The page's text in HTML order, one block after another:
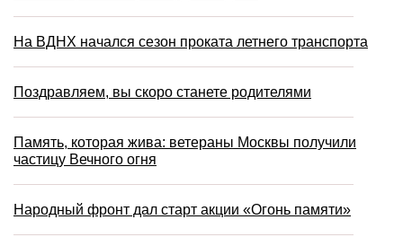
На ВДНХ начался сезон проката летнего транспорта
Поздравляем, вы скоро станете родителями
Память, которая жива: ветераны Москвы получили
частицу Вечного огня
Народный фронт дал старт акции «Огонь памяти»